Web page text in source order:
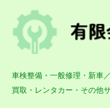
車検整備・一般修理・新車
買取・レンタカー・その他